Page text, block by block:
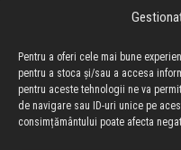
Pentru a oferi cele mai bune
pentru a stoca și/sau a accesa
pentru aceste tehnologii ne va
de navigare sau ID-uri unice pe
consimțământului poate afecta